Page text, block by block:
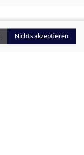
Nichts akzeptieren